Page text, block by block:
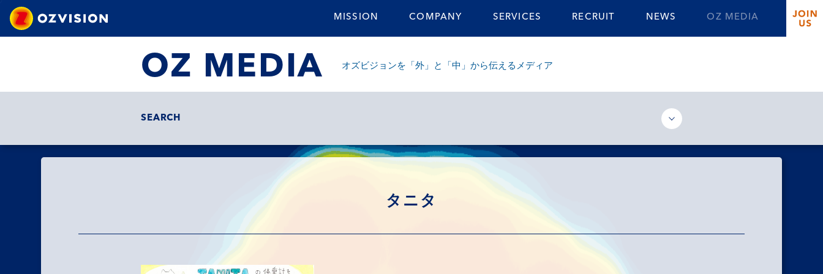
MISSION COMPANY SERVICES RECRUIT NEWS OZ MEDIA
OZ MEDIA オズビジョンを「外」と「中」から伝えるメディア
SEARCH
タニタ